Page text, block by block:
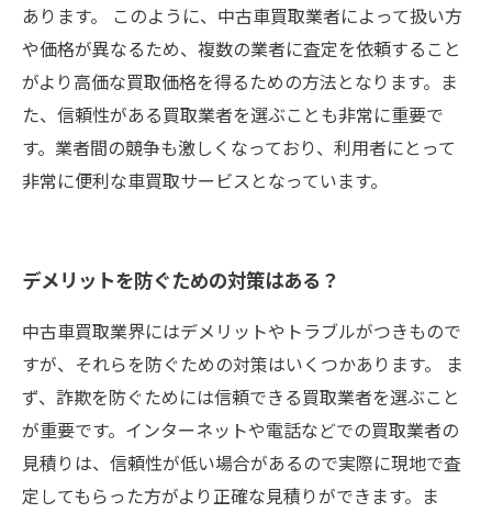
あります。 このように、中古車買取業者によって扱い方
や価格が異なるため、複数の業者に査定を依頼すること
がより高価な買取価格を得るための方法となります。ま
た、信頼性がある買取業者を選ぶことも非常に重要で
す。業者間の競争も激しくなっており、利用者にとって
非常に便利な車買取サービスとなっています。
デメリットを防ぐための対策はある？
中古車買取業界にはデメリットやトラブルがつきもので
すが、それらを防ぐための対策はいくつかあります。 ま
ず、詐欺を防ぐためには信頼できる買取業者を選ぶこと
が重要です。インターネットや電話などでの買取業者の
見積りは、信頼性が低い場合があるので実際に現地で査
定してもらった方がより正確な見積りができます。ま